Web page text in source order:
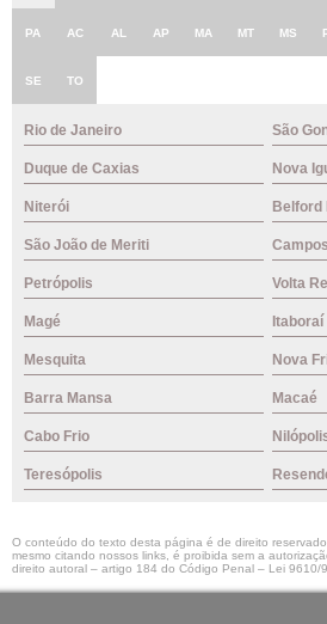
PA AC AL AP MA MT MS
SE TO
Rio de Janeiro São
Duque de Caxias Nova
Niterói Belford
São João de Meriti
Petrópolis Volta
Magé Itaboraí
Mesquita Nova
Barra Mansa Macaé
Cabo Frio
Teresópolis
O conteúdo do texto desta página é de direito
mesmo citando nossos links, é proibida sem a
direito autoral – artigo 184 do Código Penal – Lei 9610/